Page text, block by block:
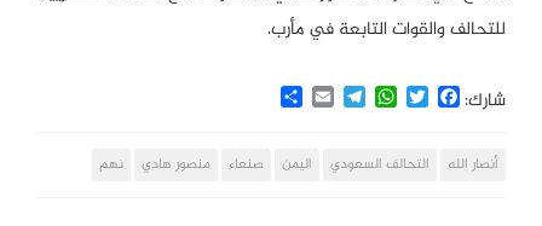
للتحالف والقوات التابعة في مأرب.
شارك: Facebook
Twitter
WhatsApp
Telegram
Email
Share
أنصار الله التحالف السعودي اليمن صنعاء منصور هادي نهم